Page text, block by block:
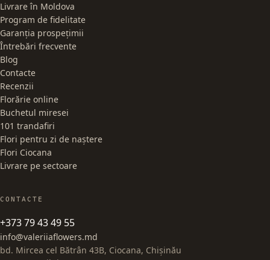
Livrare în Moldova
Program de fidelitate
Garanția prospețimii
Întrebări frecvente
Blog
Contacte
Recenzii
Florărie online
Buchetul miresei
101 trandafiri
Flori pentru zi de naștere
Flori Ciocana
Livrare pe sectoare
CONTACTE
+373 79 43 49 55
info@valeriiaflowers.md
bd. Mircea cel Bătrân 43B, Ciocana, Chișinău